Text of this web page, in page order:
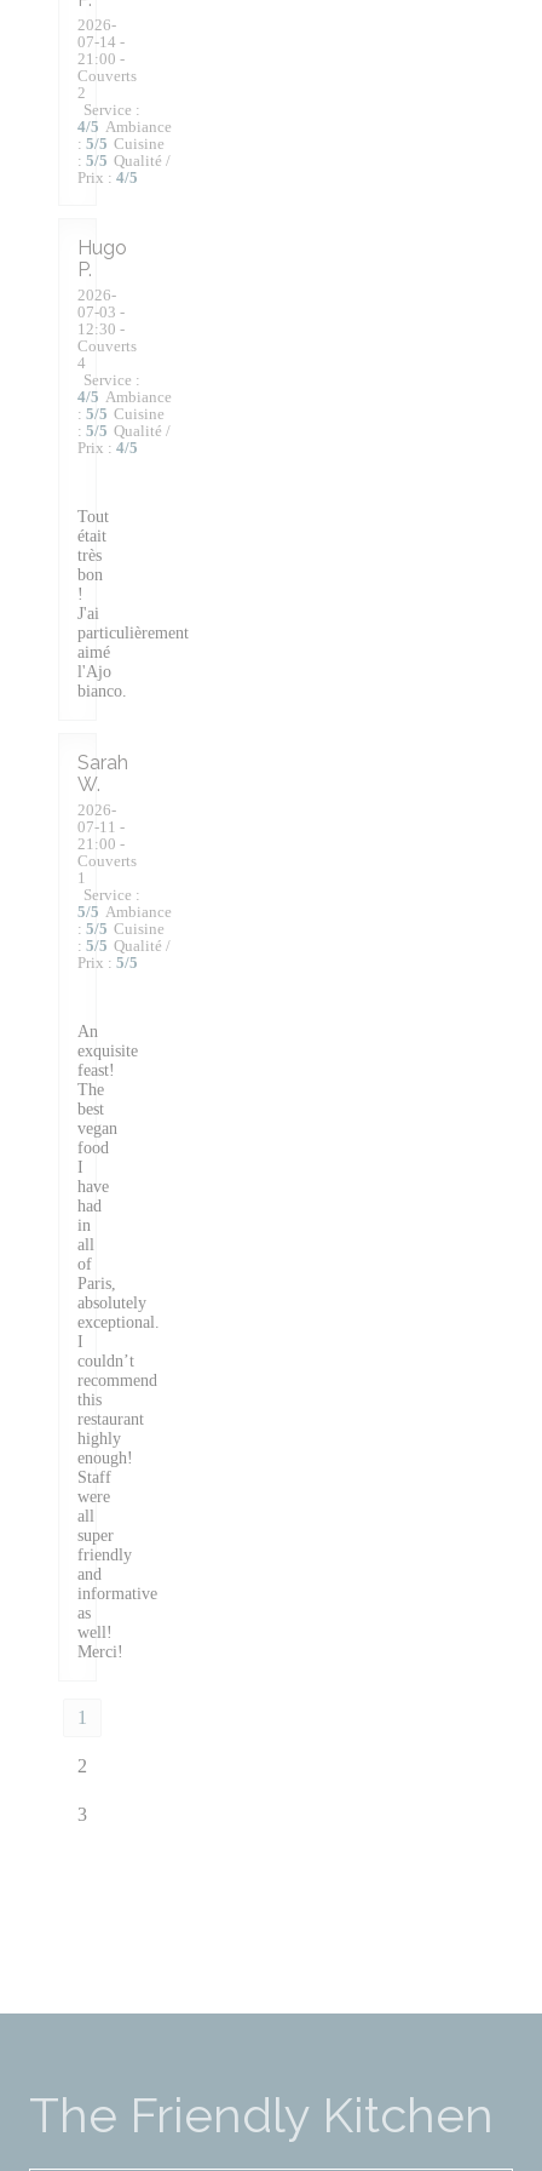
2026-
07-14 -
21:00 -
Couverts
2
Service :
4/5 Ambiance
: 5/5 Cuisine
: 5/5 Qualité /
Prix : 4/5
Hugo
P
2026-
07-03 -
12:30 -
Couverts
4
Service :
4/5 Ambiance
: 5/5 Cuisine
: 5/5 Qualité /
Prix : 4/5
Tout
était
très
bon
!
J'ai
particulièrement
aimé
l'Ajo
bianco.
Sarah
W
2026-
07-11 -
21:00 -
Couverts
1
Service :
5/5 Ambiance
: 5/5 Cuisine
: 5/5 Qualité /
Prix : 5/5
An
exquisite
feast!
The
best
vegan
food
I
have
had
in
all
of
Paris,
absolutely
exceptional.
I
couldn’t
recommend
this
restaurant
highly
enough!
Staff
were
all
super
friendly
and
informative
as
well!
Merci!
1
2
3
The Friendly Kitchen